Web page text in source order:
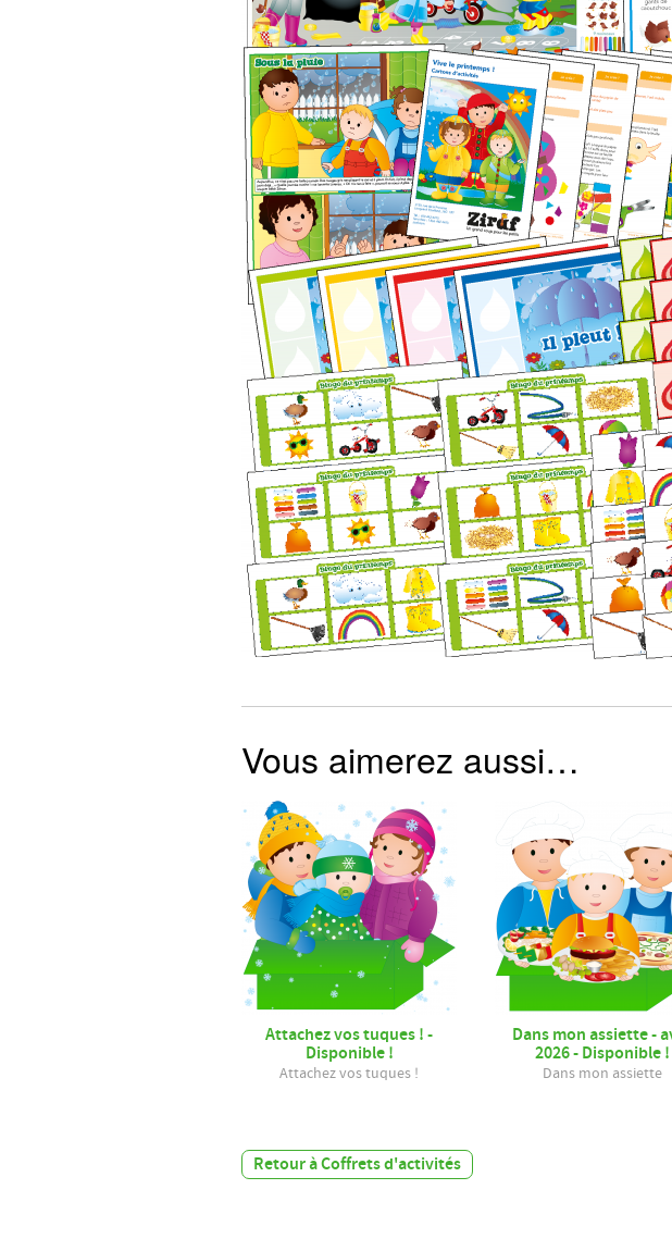
Vous aimerez aussi…
Attachez vos tuques ! -
Disponible !
Attachez vos tuques !
Dans mon assiette -
2026 - Disponible !
Dans mon assiette
Retour à Coffrets d'activités